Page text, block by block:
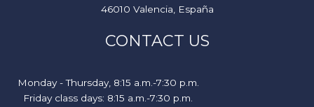
46010 Valencia, España
CONTACT US
Monday - Thursday, 8:15 a.m.-7:30 p.m.
Friday class days: 8:15 a.m.-7:30 p.m.